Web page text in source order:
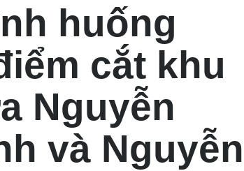
huống
cắt khu
Nguyễn
và Nguyễn